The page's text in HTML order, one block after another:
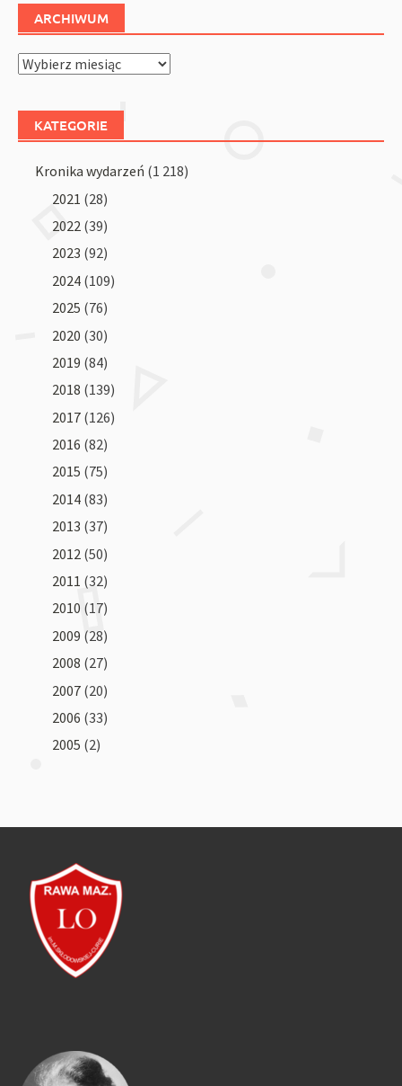
ARCHIWUM
Archiwum
KATEGORIE
Kronika wydarzeń (1 218)
2021 (28)
2022 (39)
2023 (92)
2024 (109)
2025 (76)
2020 (30)
2019 (84)
2018 (139)
2017 (126)
2016 (82)
2015 (75)
2014 (83)
2013 (37)
2012 (50)
2011 (32)
2010 (17)
2009 (28)
2008 (27)
2007 (20)
2006 (33)
2005 (2)